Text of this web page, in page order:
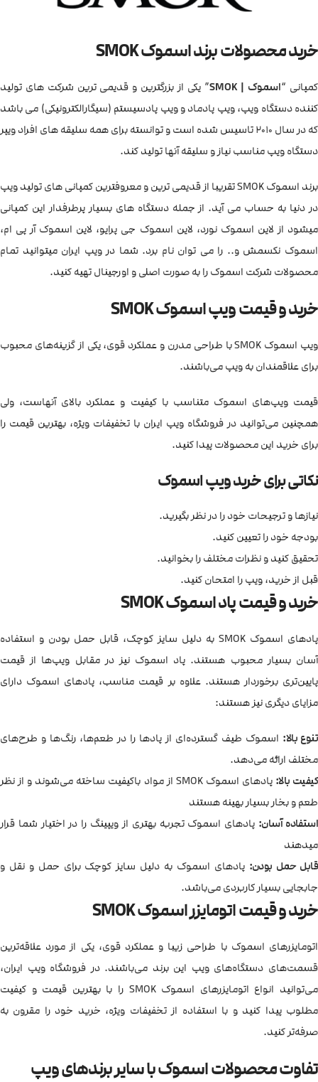
خرید محصولات برند اسموک SMOK
کمپانی “اسموک | SMOK
” یکی از بزرگترین و قدیمی ترین شرکت های تولید
کننده دستگاه ویپ، ویپ پادماد و ویپ پادسیستم (سیگارالکترونیکی) می باشد
که در سال 2010 تاسیس شده است و توانسته برای همه سلیقه های افراد ویپر
دستگاه ویپ مناسب نیاز و سلیقه آنها تولید کند.
برند اسموک SMOK تقریبا از قدیمی ترین و معروفترین کمپانی های تولید ویپ
در دنیا به حساب می آید. از جمله دستگاه های بسیار پرطرفدار این کمپانی
میشود از لاین اسموک نورد، لاین اسموک جی پرایو، لاین اسموک آر پی ام،
اسموک نکسمش و.. را می توان نام برد. شما در ویپ ایران میتوانید تمام
محصولات شرکت اسموک را به صورت اصلی و اورجینال تهیه کنید.
خرید و قیمت ویپ اسموک SMOK
ویپ اسموک SMOK با طراحی مدرن و عملکرد قوی، یکی از گزینه‌های محبوب
برای علاقمندان به ویپ می‌باشند.
قیمت ویپ‌های اسموک متناسب با کیفیت و عملکرد بالای آنهاست، ولی
همچنین می‌توانید در فروشگاه ویپ ایران با تخفیفات ویژه، بهترین قیمت را
برای خرید این محصولات پیدا کنید.
نکاتی برای خرید ویپ اسموک
نیازها و ترجیحات خود را در نظر بگیرید.
بودجه خود را تعیین کنید.
تحقیق کنید و نظرات مختلف را بخوانید.
قبل از خرید، ویپ را امتحان کنید.
خرید و قیمت پاد اسموک SMOK
پادهای اسموک SMOK به دلیل سایز کوچک، قابل حمل بودن و استفاده
آسان بسیار محبوب هستند. پاد اسموک نیز در مقابل ویپ‌ها از قیمت
پایین‌تری برخوردار هستند. علاوه بر قیمت مناسب، پادهای اسموک دارای
مزایای دیگری نیز هستند:
تنوع بالا: اسموک طیف گسترده‌ای از پادها را در طعم‌ها، رنگ‌ها و طرح‌های
مختلف ارائه می‌دهد.
کیفیت بالا:
پادهای اسموک SMOK از مواد باکیفیت ساخته می‌شوند و از نظر
طعم و بخار بسیار بهینه هستند
استفاده آسان: پادهای اسموک تجربه بهتری از ویپینگ را در اختیار شما قرار
میدهند
قابل حمل بودن: پادهای اسموک به دلیل سایز کوچک برای حمل و نقل و
جابجایی بسیار کاربردی می‌باشد.
خرید و قیمت اتومایزر اسموک SMOK
اتومایزرهای اسموک با طراحی زیبا و عملکرد قوی، یکی از مورد علاقه‌ترین
قسمت‌های دستگاه‌های ویپ این برند می‌باشند. در فروشگاه ویپ ایران،
می‌توانید انواع اتومایزرهای اسموک SMOK را با بهترین قیمت و کیفیت
مطلوب پیدا کنید و با استفاده از تخفیفات ویژه، خرید خود را مقرون به
صرفه‌تر کنید.
تفاوت محصولات اسموک با سایر برندهای ویپ